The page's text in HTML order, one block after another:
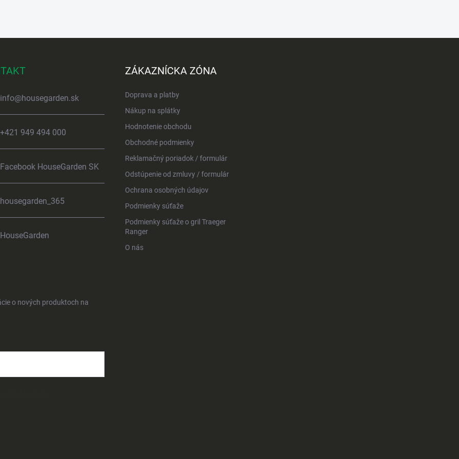
info@housegarden.sk
+421 949 494 000
Facebook HouseGarden SK
housegarden_365
HouseGarden
ZÁKAZNÍCKA ZÓNA
Doprava a platby
Nákup na splátky
Hodnotenie obchodu
Obchodné podmienky
Reklamačný poriadok / formulár
Odstúpenie od zmluvy / formulár
Ochrana osobných údajov
Podmienky súťaže
Podmienky súťaže o gril Traeger
Ranger
O nás
o nových produktoch na